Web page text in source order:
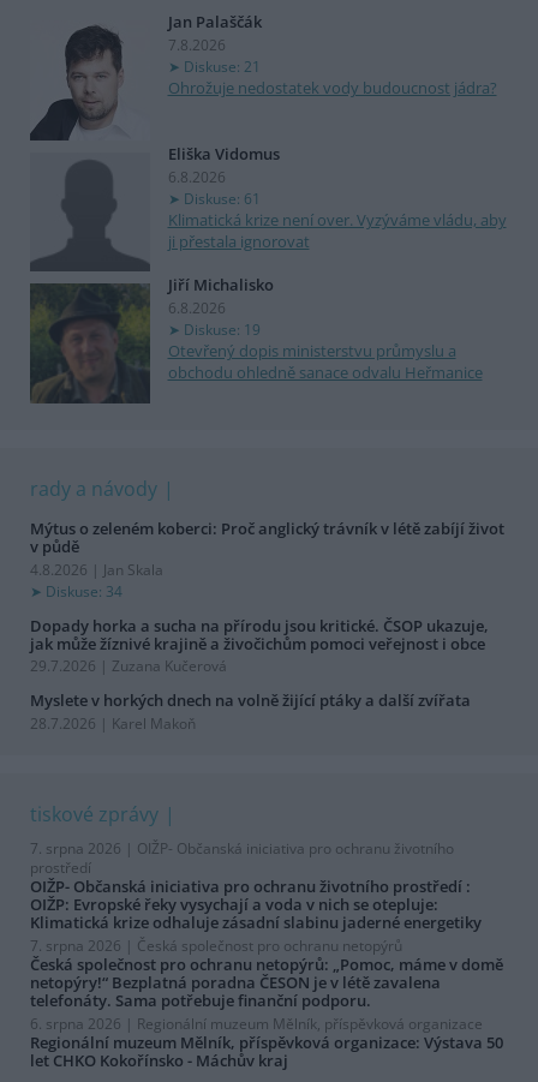
Jan Palaščák
7.8.2026
Diskuse: 21
Ohrožuje nedostatek vody budoucnost jádra?
Eliška Vidomus
6.8.2026
Diskuse: 61
Klimatická krize není over. Vyzýváme vládu, aby
ji přestala ignorovat
Jiří Michalisko
6.8.2026
Diskuse: 19
Otevřený dopis ministerstvu průmyslu a
obchodu ohledně sanace odvalu Heřmanice
rady a návody
Mýtus o zeleném koberci: Proč anglický trávník v létě zabíjí život
v půdě
4.8.2026 | Jan Skala
Diskuse: 34
Dopady horka a sucha na přírodu jsou kritické. ČSOP ukazuje,
jak může žíznivé krajině a živočichům pomoci veřejnost i obce
29.7.2026 | Zuzana Kučerová
Myslete v horkých dnech na volně žijící ptáky a další zvířata
28.7.2026 | Karel Makoň
tiskové zprávy
7. srpna 2026 | OIŽP- Občanská iniciativa pro ochranu životního
prostředí
OIŽP- Občanská iniciativa pro ochranu životního prostředí :
OIŽP: Evropské řeky vysychají a voda v nich se otepluje:
Klimatická krize odhaluje zásadní slabinu jaderné energetiky
7. srpna 2026 | Česká společnost pro ochranu netopýrů
Česká společnost pro ochranu netopýrů: „Pomoc, máme v domě
netopýry!“ Bezplatná poradna ČESON je v létě zavalena
telefonáty. Sama potřebuje finanční podporu.
6. srpna 2026 | Regionální muzeum Mělník, příspěvková organizace
Regionální muzeum Mělník, příspěvková organizace: Výstava 50
let CHKO Kokořínsko - Máchův kraj